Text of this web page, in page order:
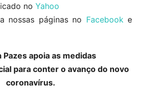
no Yahoo
nossas páginas no Facebook e
Pazes apoia as medidas
para conter o avanço do novo
coronavírus.